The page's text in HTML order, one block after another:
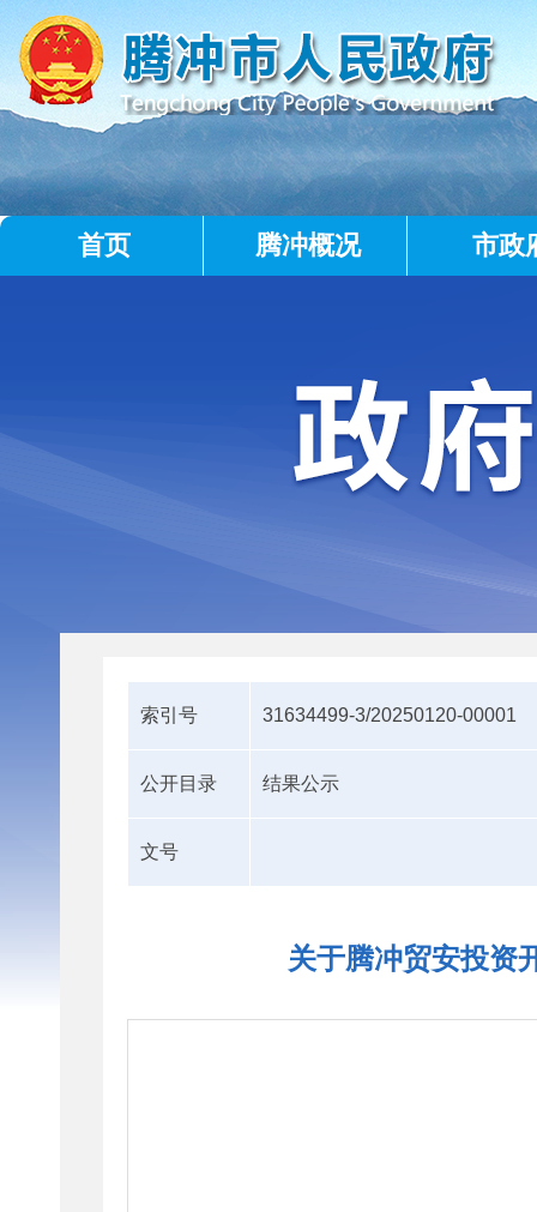
首页 腾冲概况 市政
索引号 31634499-3/20250120-00001
公开目录 结果公示
文号
关于腾冲贸安投资